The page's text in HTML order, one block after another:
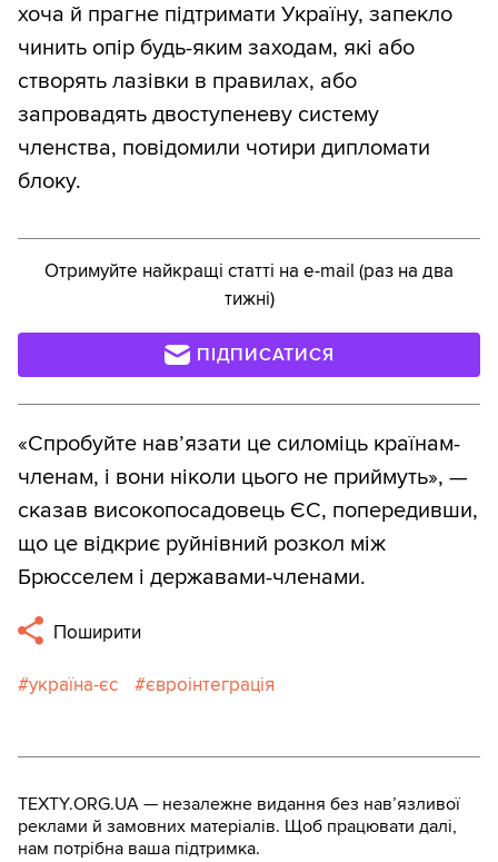
хоча й прагне підтримати Україну, запекло
чинить опір будь-яким заходам, які або
створять лазівки в правилах, або
запровадять двоступеневу систему
членства, повідомили чотири дипломати
блоку.
Отримуйте найкращі статті на e-mail (раз на два
тижні)
ПІДПИСАТИСЯ
«Спробуйте нав’язати це силоміць країнам-
членам, і вони ніколи цього не приймуть», —
сказав високопосадовець ЄС, попередивши,
що це відкриє руйнівний розкол між
Брюсселем і державами-членами.
Поширити
україна-єс євроінтеграція
TEXTY.ORG.UA — незалежне видання без навʼязливої
реклами й замовних матеріалів. Щоб працювати далі,
нам потрібна ваша підтримка.